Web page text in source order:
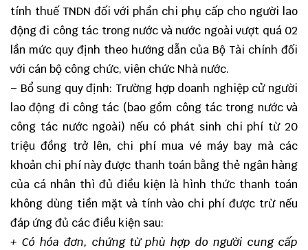
tính thuế TNDN đối với phần chi phụ cấp cho người lao
động đi công tác trong nước và nước ngoài vượt quá 02
lần mức quy định theo hướng dẫn của Bộ Tài chính đối
với cán bộ công chức, viên chức Nhà nước.
– Bổ sung quy định: Trường hợp doanh nghiệp cử người
lao động đi công tác (bao gồm công tác trong nước và
công tác nước ngoài) nếu có phát sinh chi phí từ 20
triệu đồng trở lên, chi phí mua vé máy bay mà các
khoản chi phí này được thanh toán bằng thẻ ngân hàng
của cá nhân thì đủ điều kiện là hình thức thanh toán
không dùng tiền mặt và tính vào chi phí được trừ nếu
đáp ứng đủ các điều kiện sau:
+ Có hóa đơn, chứng từ phù hợp do người cung cấp